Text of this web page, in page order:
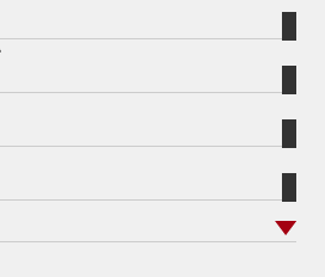
110ADVADV150
APE 100 DXAPEX
トライアンフ
アプリリア
KTM
現在未加入の方）
他社でご加入の方）
プ
由
盟店